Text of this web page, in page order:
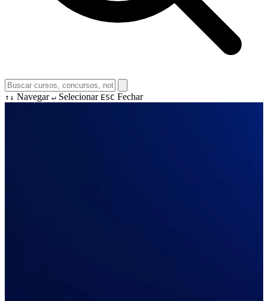
↑↓ Navegar ↵ Selecionar ESC Fechar